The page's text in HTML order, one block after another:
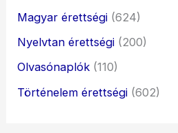
Magyar érettségi (624)
Nyelvtan érettségi (200)
Olvasónaplók (110)
Történelem érettségi (602)